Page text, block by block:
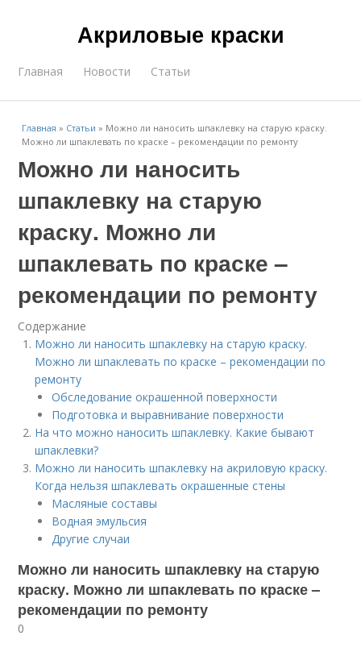
Акриловые краски
Главная Новости Статьи
Главная » Статьи » Можно ли наносить шпаклевку на старую краску.
Можно ли шпаклевать по краске – рекомендации по ремонту
Можно ли наносить
шпаклевку на старую
краску. Можно ли
шпаклевать по краске –
рекомендации по ремонту
Содержание
Можно ли наносить шпаклевку на старую краску.
Можно ли шпаклевать по краске – рекомендации по
ремонту
Обследование окрашенной поверхности
Подготовка и выравнивание поверхности
На что можно наносить шпаклевку. Какие бывают
шпаклевки?
Можно ли наносить шпаклевку на акриловую краску.
Когда нельзя шпаклевать окрашенные стены
Масляные составы
Водная эмульсия
Другие случаи
Можно ли наносить шпаклевку на старую
краску. Можно ли шпаклевать по краске –
рекомендации по ремонту
0